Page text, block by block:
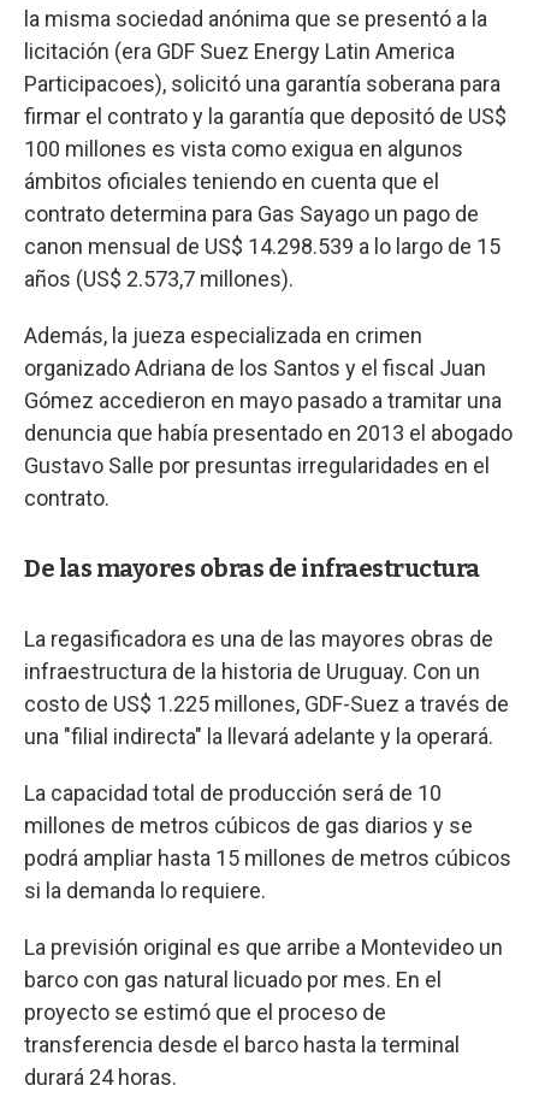
la misma sociedad anónima que se presentó a la
licitación (era GDF Suez Energy Latin America
Participacoes), solicitó una garantía soberana para
firmar el contrato y la garantía que depositó de US$
100 millones es vista como exigua en algunos
ámbitos oficiales teniendo en cuenta que el
contrato determina para Gas Sayago un pago de
canon mensual de US$ 14.298.539 a lo largo de 15
años (US$ 2.573,7 millones).
Además, la jueza especializada en crimen
organizado Adriana de los Santos y el fiscal Juan
Gómez accedieron en mayo pasado a tramitar una
denuncia que había presentado en 2013 el abogado
Gustavo Salle por presuntas irregularidades en el
contrato.
De las mayores obras de infraestructura
La regasificadora es una de las mayores obras de
infraestructura de la historia de Uruguay. Con un
costo de US$ 1.225 millones, GDF-Suez a través de
una "filial indirecta" la llevará adelante y la operará.
La capacidad total de producción será de 10
millones de metros cúbicos de gas diarios y se
podrá ampliar hasta 15 millones de metros cúbicos
si la demanda lo requiere.
La previsión original es que arribe a Montevideo un
barco con gas natural licuado por mes. En el
proyecto se estimó que el proceso de
transferencia desde el barco hasta la terminal
durará 24 horas.